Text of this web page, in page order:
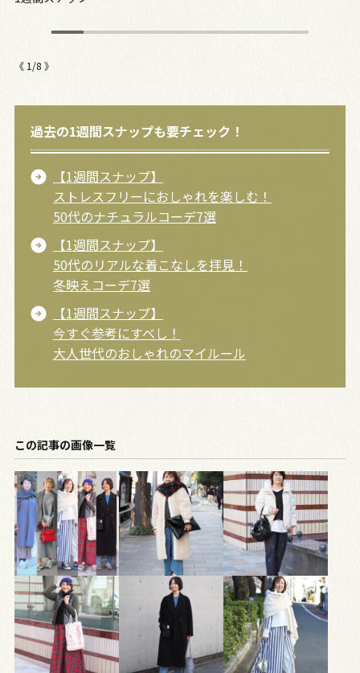
《 1 /8 》
過去の1週間スナップも要チェック！
【1週間スナップ】
ストレスフリーにおしゃれを楽しむ！
50代のナチュラルコーデ7選
【1週間スナップ】
50代のリアルな着こなしを拝見！
冬映えコーデ7選
【1週間スナップ】
今すぐ参考にすべし！
大人世代のおしゃれのマイルール
この記事の画像一覧